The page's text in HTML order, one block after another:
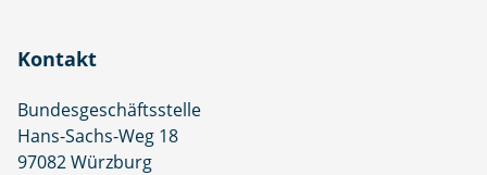
Kontakt
Bundesgeschäftsstelle
Hans-Sachs-Weg 18
97082 Würzburg